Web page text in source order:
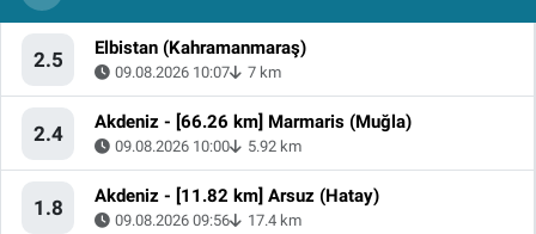
2.5 Elbistan (Kahramanmaraş)
09.08.2026 10:07 7 km
2.4 Akdeniz - [66.26 km] Marmaris (Muğla)
09.08.2026 10:00 5.92 km
1.8 Akdeniz - [11.82 km] Arsuz (Hatay)
09.08.2026 09:56 17.4 km